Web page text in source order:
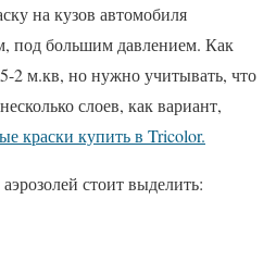
на кузов автомобиля
под большим давлением. Как
2 м.кв, но нужно учитывать, что
слоев, как вариант,
краски купить в Tricolor.
стоит выделить: